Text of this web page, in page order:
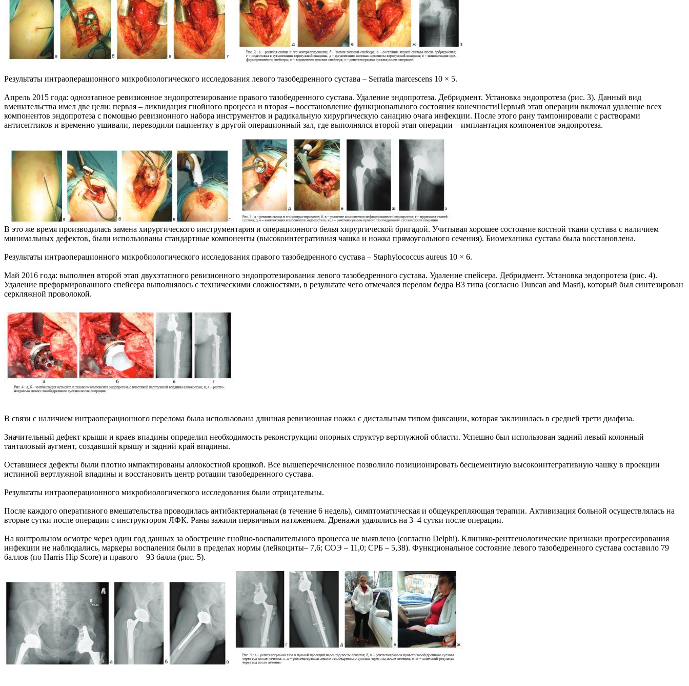
Результаты интраоперационного микробиологического исследования левого тазобедренного сустава – Serratia marcescens 10 × 5.
Апрель 2015 года: одноэтапное ревизионное эндопротезирование правого тазобедренного сустава. Удаление эндопротеза. Дебридмент. Установка эндопротеза (рис. 3). Данный вид
вмешательства имел две цели: первая – ликвидация гнойного процесса и вторая – восстановление функционального состояния конечностиПервый этап операции включал удаление всех
компонентов эндопротеза с помощью ревизионного набора инструментов и радикальную хирургическую санацию очага инфекции. После этого рану тампонировали с растворами
антисептиков и временно ушивали, переводили пациентку в другой операционный зал, где выполнялся второй этап операции – имплантация компонентов эндопротеза.
В это же время производилась замена хирургического инструментария и операционного белья хирургической бригадой. Учитывая хорошее состояние костной ткани сустава с наличием
минимальных дефектов, были использованы стандартные компоненты (высокоинтегративная чашка и ножка прямоугольного сечения). Биомеханика сустава была восстановлена.
Результаты интраоперационного микробиологического исследования правого тазобедренного сустава – Staphylococcus aureus 10 × 6.
Май 2016 года: выполнен второй этап двухэтапного ревизионного эндопротезирования левого тазобедренного сустава. Удаление спейсера. Дебридмент. Установка эндопротеза (рис. 4).
Удаление преформированного спейсера выполнялось с техническими сложностями, в результате чего отмечался перелом бедра В3 типа (согласно Duncan and Masri), который был синтезирован
серкляжной проволокой.
В связи с наличием интраоперационного перелома была использована длинная ревизионная ножка с дистальным типом фиксации, которая заклинилась в средней трети диафиза.
Значительный дефект крыши и краев впадины определил необходимость реконструкции опорных структур вертлужной области. Успешно был использован задний левый колонный
танталовый аугмент, создавший крышу и задний край впадины.
Оставшиеся дефекты были плотно импактированы аллокостной крошкой. Все вышеперечисленное позволило позиционировать бесцементную высокоинтегративную чашку в проекции
истинной вертлужной впадины и восстановить центр ротации тазобедренного сустава.
Результаты интраоперационного микробиологического исследования были отрицательны.
После каждого оперативного вмешательства проводилась антибактериальная (в течение 6 недель), симптоматическая и общеукрепляющая терапии. Активизация больной осуществлялась на
вторые сутки после операции с инструктором ЛФК. Раны зажили первичным натяжением. Дренажи удалялись на 3–4 сутки после операции.
На контрольном осмотре через один год данных за обострение гнойно-воспалительного процесса не выявлено (согласно Delphi). Клинико-рентгенологические признаки прогрессирования
инфекции не наблюдались, маркеры воспаления были в пределах нормы (лейкоциты– 7,6; СОЭ – 11,0; СРБ – 5,38). Функциональное состояние левого тазобедренного сустава составило 79
баллов (по Harris Hip Score) и правого – 93 балла (рис. 5).